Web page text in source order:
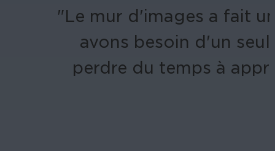
"Le mur d'images a fait
avons besoin d'un
perdre du temps à